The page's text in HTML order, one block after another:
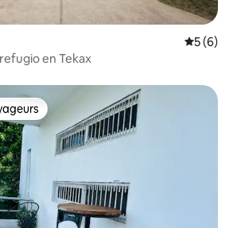
Note
5 (6)
en Tekax